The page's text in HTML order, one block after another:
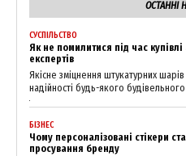
ОСТАННІ
СУСПІЛЬСТВО
Як не помилитися під час
експертів
Якісне зміцнення штукатурних
надійності будь-якого
БІЗНЕС
Чому персоналізовані стікери
просування бренду